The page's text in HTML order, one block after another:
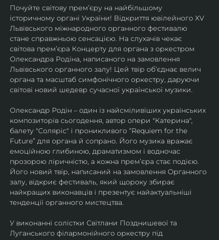
Почуйте світову премʼєру на найбільшому
історичному органі України! Відкриття ювілейного XV
Львівського міжнародного органного фестивалю
стане справжньою сенсацією. На слухачів чекає
світова премʼєра Концерту для органа з оркестром
Олександра Родіна, написаного на замовлення
Львівського органного залу! Цей твір об’єднає велич
органа та масштаб симфонічного оркестру, даруючи
світові новий шедевр сучасної української музики.
Олександр Родін – один із найсміливіших українських
композиторів сьогодення, автор опери "Катерина",
балету "Соляріс" і проникливого “Requiem for the
Future” для органа й сопрано. Його музика вражає
емоційною глибиною, драматизмом і водночас
прозорою ліричністю, а кожна премʼєра стає подією.
Його новий твір, написаний на замовлення Органного
залу, відкриє фестиваль, який щороку збирає
найкращих виконавців і презентує найактуальніші
тенденції органного мистецтва.
У виконанні солістки Світлани Позднишевої та
Луганського філармонійного оркестру під